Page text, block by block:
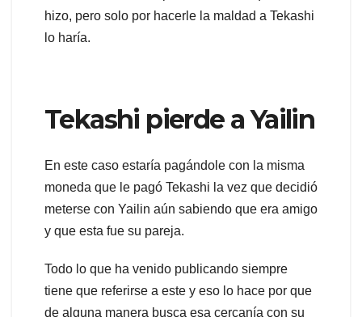
hizo, pero solo por hacerle la maldad a Tekashi
lo haría.
Tekashi pierde a Yailin
En este caso estaría pagándole con la misma
moneda que le pagó Tekashi la vez que decidió
meterse con Yailin aún sabiendo que era amigo
y que esta fue su pareja.
Todo lo que ha venido publicando siempre
tiene que referirse a este y eso lo hace por que
de alguna manera busca esa cercanía con su